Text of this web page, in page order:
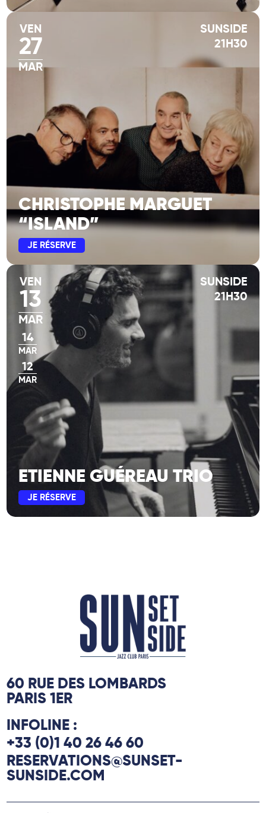
VEN
27
MAR
SUNSIDE
21H30
CHRISTOPHE MARGUET
“ISLAND”
JE RÉSERVE
VEN
13
MAR
14
MAR
12
MAR
SUNSIDE
21H30
ETIENNE GUÉREAU TRIO
JE RÉSERVE
60 RUE DES LOMBARDS
PARIS 1ER
INFOLINE :
+33 (0)1 40 26 46 60
RESERVATIONS@SUNSET-
SUNSIDE.COM